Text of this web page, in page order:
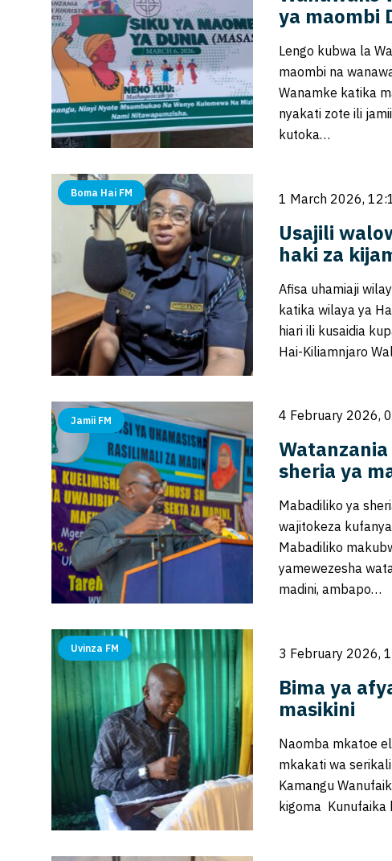
ya maombi
Lengo kubwa la
maombi na
Wanamke katika
nyakati zote ili
kutoka…
Boma Hai FM 1 March 2026,
Usajili
haki za
Afisa uhamiaji
katika wilaya ya
hiari ili kusaidia
Hai-Kiliamnjaro
Jamii FM 4 February 2026,
sheria ya
Mabadiliko ya
wajitokeza
Mabadiliko
yamewezesha
madini, ambapo…
Uvinza FM 3 February 2026,
Bima ya
masikini
Naomba mkatoe
mkakati wa
Kamangu
kigoma Kunufaika